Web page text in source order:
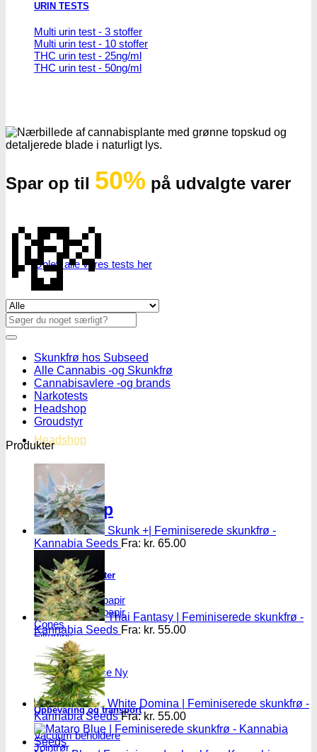
URIN TESTS
Multi urin test - 3 stoffer
Multi urin test - 10 stoffer
THC urin test - 25ng/ml
THC urin test - 50ng/ml
Oplev alle vores tests her
Headshop
Headshop
Jointpapir og filter
King Size Jointpapir
Slim Size Jointpapir
Cones
Filtertips
Blunt wraps
SmokersPack
Smokers Choice
Opbevaring og transport
Vacuum beholdere
Jointrør
Spar op til 50% på udvalgte varer
💸
Se alle tilbud her
Søg
efter:
Skunkfrø hos Subseed
Alle Cannabis -og Skunkfrø
Cannabisavlere -og brands
Narkotests
Headshop
Groudstyr
Produkter
Skunk +| Feminiserede skunkfrø -
Kannabia Seeds Fra: kr. 65.00
Thai Fantasy | Feminiserede skunkfrø -
Kannabia Seeds Fra: kr. 55.00
White Domina | Feminiserede skunkfrø -
Kannabia Seeds Fra: kr. 55.00